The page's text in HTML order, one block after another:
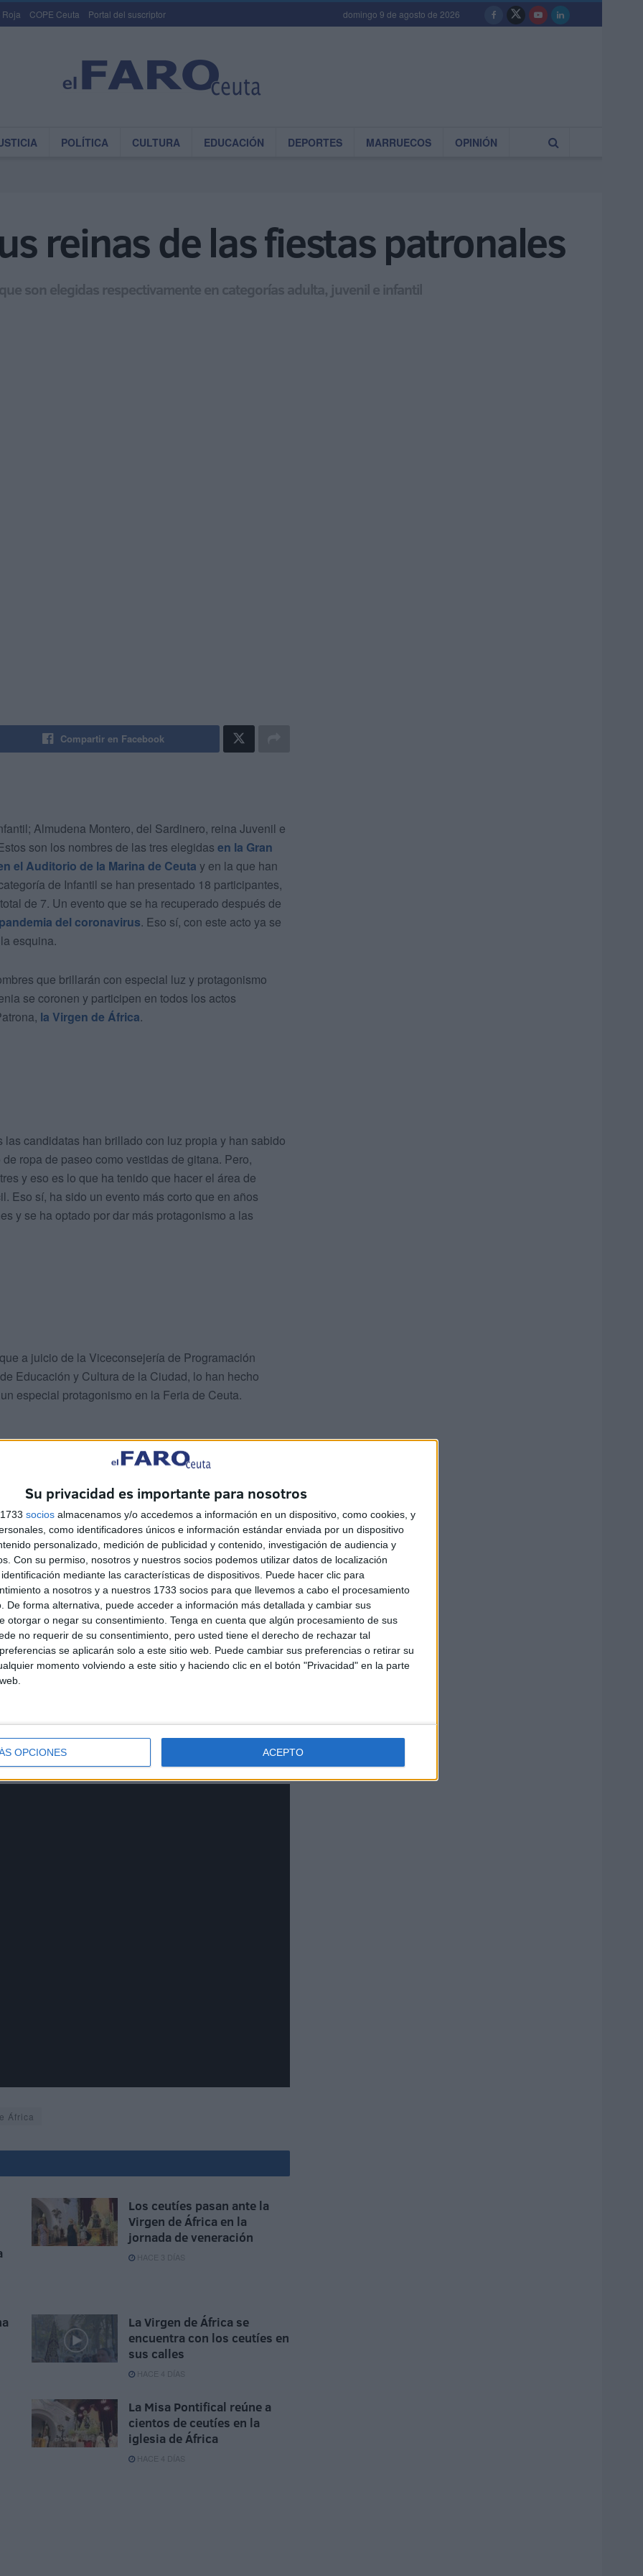
Su privacidad es importante para nosotros
socios almacenamos y/o accedemos a información en un dispositivo, como cookies, y
como identificadores únicos e información estándar enviada por un dispositivo
personalizado, medición de publicidad y contenido, investigación de audiencia y
Con su permiso, nosotros y nuestros socios podemos utilizar datos de localización
mediante las características de dispositivos. Puede hacer clic para
a nosotros y a nuestros 1733 socios para que llevemos a cabo el procesamiento
De forma alternativa, puede acceder a información más detallada y cambiar sus
otorgar o negar su consentimiento. Tenga en cuenta que algún procesamiento de sus
no requerir de su consentimiento, pero usted tiene el derecho de rechazar tal
se aplicarán solo a este sitio web. Puede cambiar sus preferencias o retirar su
momento volviendo a este sitio y haciendo clic en el botón "Privacidad" en la parte
OPCIONES ACEPTO
Roja COPE Ceuta Portal del suscriptor domingo 9 de agosto de 2026
POLÍTICA CULTURA EDUCACIÓN DEPORTES MARRUECOS OPINIÓN
reinas de las fiestas patronales
son elegidas respectivamente en categorías adulta, juvenil e infantil
Compartir en Facebook
Almudena Montero, del Sardinero, reina Juvenil e
son los nombres de las tres elegidas en la Gran
el Auditorio de la Marina de Ceuta y en la que han
de Infantil se han presentado 18 participantes,
de 7. Un evento que se ha recuperado después de
del coronavirus. Eso sí, con este acto ya se
esquina.
que brillarán con especial luz y protagonismo
se coronen y participen en todos los actos
la Virgen de África.
candidatas han brillado con luz propia y han sabido
ropa de paseo como vestidas de gitana. Pero,
y eso es lo que ha tenido que hacer el área de
Eso sí, ha sido un evento más corto que en años
y se ha optado por dar más protagonismo a las
a juicio de la Viceconsejería de Programación
Educación y Cultura de la Ciudad, lo han hecho
especial protagonismo en la Feria de Ceuta.
de las más bellas y preparadas de Ceuta. Ellas
hasta que el año que viene otras niñas y jóvenes
Pero esta noche ha sido su noche y la de sus
semanas para que Ceuta brille con sus mejores
la Patrona tiene un gran protagonismo. Los
por tener todo a punto, preparando con esmero un
África
Los ceutíes pasan ante la
Virgen de África en la
jornada de veneración
HACE 3 DÍAS
La Virgen de África se
encuentra con los ceutíes en
sus calles
HACE 4 DÍAS
La Misa Pontifical reúne a
cientos de ceutíes en la
iglesia de África
HACE 4 DÍAS